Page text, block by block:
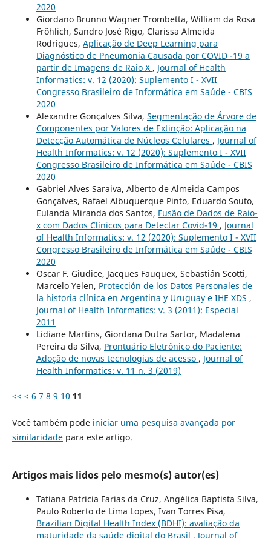
2020
Giordano Brunno Wagner Trombetta, William da Rosa
Fröhlich, Sandro José Rigo, Clarissa Almeida
Rodrigues, Aplicação de Deep Learning para
Diagnóstico de Pneumonia Causada por COVID -19 a
partir de Imagens de Raio X , Journal of Health
Informatics: v. 12 (2020): Suplemento I - XVII
Congresso Brasileiro de Informática em Saúde - CBIS
2020
Alexandre Gonçalves Silva, Segmentação de Árvore de
Componentes por Valores de Extinção: Aplicação na
Detecção Automática de Núcleos Celulares , Journal of
Health Informatics: v. 12 (2020): Suplemento I - XVII
Congresso Brasileiro de Informática em Saúde - CBIS
2020
Gabriel Alves Saraiva, Alberto de Almeida Campos
Gonçalves, Rafael Albuquerque Pinto, Eduardo Souto,
Eulanda Miranda dos Santos, Fusão de Dados de Raio-
x com Dados Clínicos para Detectar Covid-19 , Journal
of Health Informatics: v. 12 (2020): Suplemento I - XVII
Congresso Brasileiro de Informática em Saúde - CBIS
2020
Oscar F. Giudice, Jacques Fauquex, Sebastián Scotti,
Marcelo Yelen, Protección de los Datos Personales de
la historia clínica en Argentina y Uruguay e IHE XDS ,
Journal of Health Informatics: v. 3 (2011): Especial
2011
Lidiane Martins, Giordana Dutra Sartor, Madalena
Pereira da Silva, Prontuário Eletrônico do Paciente:
Adoção de novas tecnologias de acesso , Journal of
Health Informatics: v. 11 n. 3 (2019)
<< < 6 7 8 9 10 11
Você também pode iniciar uma pesquisa avançada por
similaridadepara este artigo.
Artigos mais lidos pelo mesmo(s) autor(es)
Tatiana Patricia Farias da Cruz, Angélica Baptista Silva,
Paulo Roberto de Lima Lopes, Ivan Torres Pisa,
Brazilian Digital Health Index (BDHI): avaliação da
maturidade da saúde digital do Brasil , Journal of